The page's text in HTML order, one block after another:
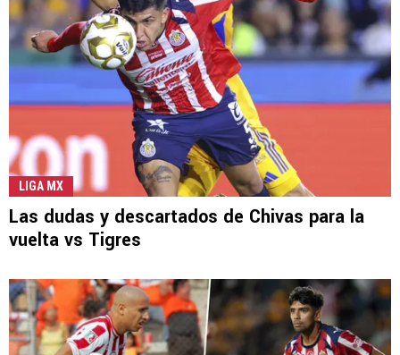
LIGA MX
Las dudas y descartados de Chivas para la
vuelta vs Tigres